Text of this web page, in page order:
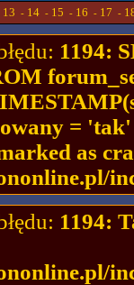
13 - 14- 15 - 16 - 17 -
1194:
=
as
1194: